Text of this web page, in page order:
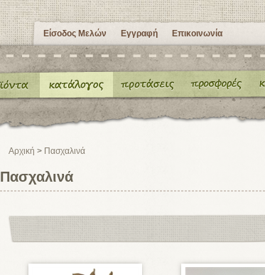
Είσοδος Μελών Εγγραφή Επικοινωνία
Αρχική > Πασχαλινά
Πασχαλινά